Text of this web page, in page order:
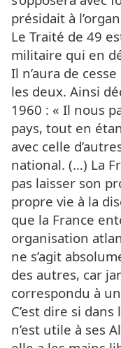
présidait à
Le Traité de 49
militaire qui en
Il n’aura de
les deux. Ainsi
1960 : « Il nous
pays, tout en
avec celle
national. (…) La
pas laisser son
propre vie à la
que la France
organisation
ne s’agit
des autres, car
correspondu à
C’est dire si
n’est utile à ses